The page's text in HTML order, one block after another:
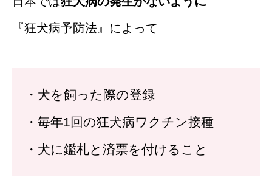
『狂犬病予防法』によって
・犬を飼った際の登録
・毎年1回の狂犬病ワクチン接種
・犬に鑑札と済票を付けること